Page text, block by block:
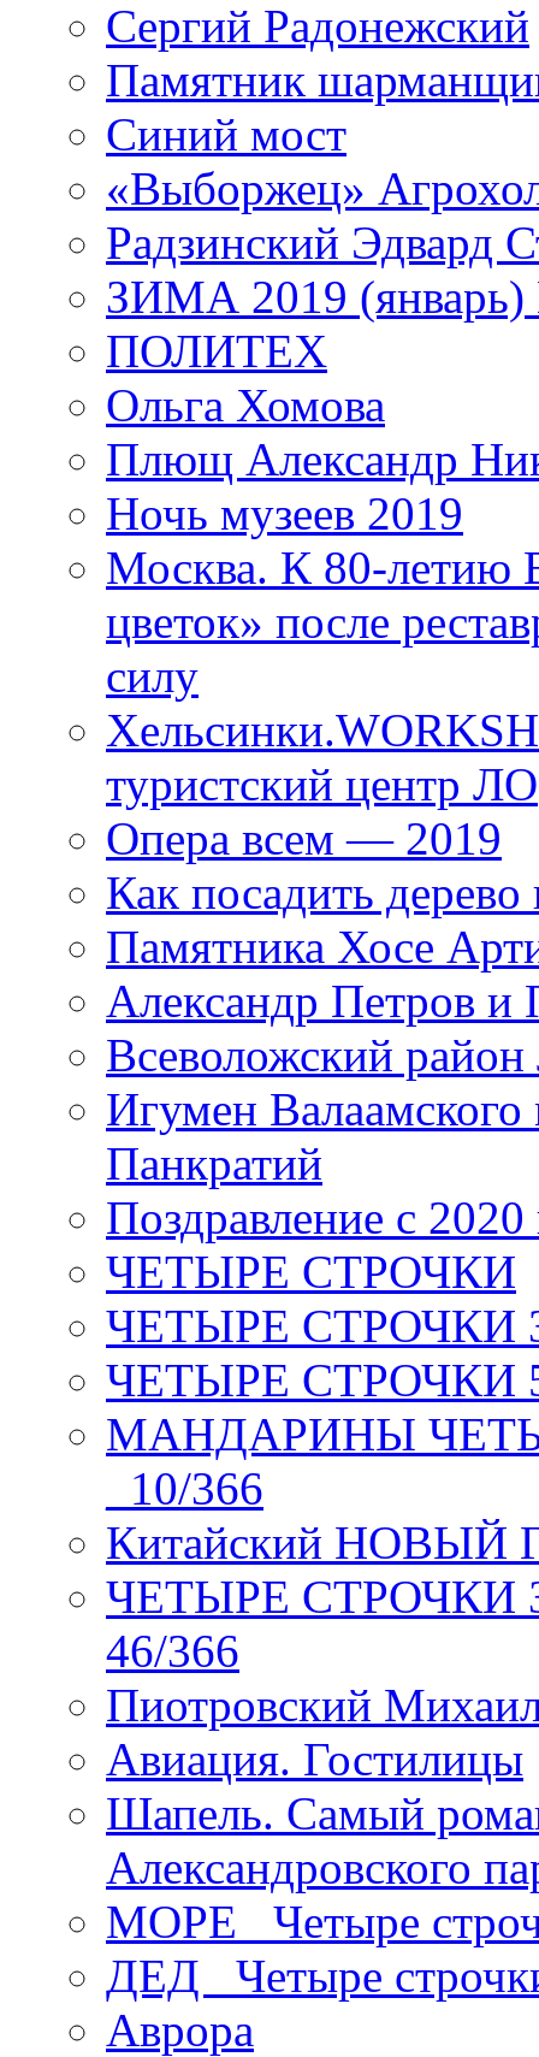
Сергий Радонежский
Памятник
Синий мост
«Выборжец»
Радзинский Эдвард
ЗИМА 2019 (январь)
ПОЛИТЕХ
Ольга Хомова
Плющ Александр
Ночь музеев 2019
Москва. К 80-
цветок» после
силу
туристский центр ЛО
Опера всем — 2019
Как посадить дерево
Памятника Хосе
Александр Петров и
Всеволожский район
Игумен
Панкратий
Поздравление с 2020
ЧЕТЫРЕ СТРОЧКИ
ЧЕТЫРЕ СТРОЧКИ 3
ЧЕТЫРЕ СТРОЧКИ 5
МАНДАРИНЫ
_10/366
Китайский НОВЫЙ
ЧЕТЫРЕ СТРОЧКИ
46/366
Пиотровский
Авиация. Гостилицы
Шапель. Самый
Александровского
МОРЕ _Четыре
ДЕД _Четыре
Аврора